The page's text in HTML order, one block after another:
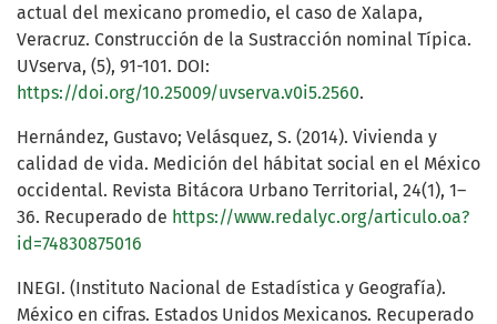
actual del mexicano promedio, el caso de Xalapa,
Veracruz. Construcción de la Sustracción nominal Típica.
UVserva, (5), 91-101. DOI:
https://doi.org/10.25009/uvserva.v0i5.2560.
Hernández, Gustavo; Velásquez, S. (2014). Vivienda y
calidad de vida. Medición del hábitat social en el México
occidental. Revista Bitácora Urbano Territorial, 24(1), 1–
36. Recuperado de https://www.redalyc.org/articulo.oa?
id=74830875016
INEGI. (Instituto Nacional de Estadística y Geografía).
México en cifras. Estados Unidos Mexicanos. Recuperado